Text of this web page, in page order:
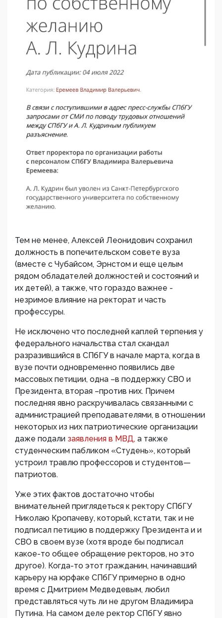
Тем не менее, Алексей Леонидович сохранил
должность в попечительском совете вуза
(вместе с Чубайсом, Эрнстом и еще целым
рядом обладателей должностей и состояний и
их детей), а также, что гораздо важнее -
незримое влияние на ректорат и часть
профессуры.
Не исключено что последней каплей терпения у
федерального начальства стал скандал
разразившийся в СПбГУ в начале марта, когда в
вузе почти одновременно появились две
массовых петиции, одна –в поддержку СВО и
Президента, вторая –против них. Причем
последняя явно раскручивалась связанными с
администрацией преподавателями, в отношении
некоторых из них патриотические организации
даже подали заявления в МВД, а также
студенческим пабликом «Студень», который
устроил травлю профессоров и студентов—
патриотов.
Уже этих фактов достаточно чтобы
внимательней приглядеться к ректору СПбГУ
Николаю Кропачеву, который, кстати, так и не
подписал петицию в поддержку Президента и и
СВО в своем вузе (хотя вроде бы подписал
какое-то общее обращение ректоров, но это
другое). Когда-то этот гражданин, начинавший
карьеру на юрфаке СПбГУ примерно в одно
время с Дмитрием Медведевым, любил
представляться чуть ли не другом Владимира
Путина. На самом деле ректор СПбГУ явно